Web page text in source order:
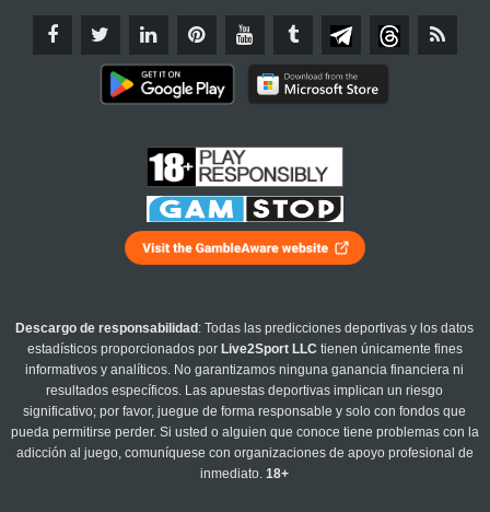
Descargo de responsabilidad : Todas las predicciones deportivas y los datos
estadísticos proporcionados por Live2Sport LLC tienen únicamente fines
informativos y analíticos. No garantizamos ninguna ganancia financiera ni
resultados específicos. Las apuestas deportivas implican un riesgo
significativo; por favor, juegue de forma responsable y solo con fondos que
pueda permitirse perder. Si usted o alguien que conoce tiene problemas con la
adicción al juego, comuníquese con organizaciones de apoyo profesional de
inmediato.18+